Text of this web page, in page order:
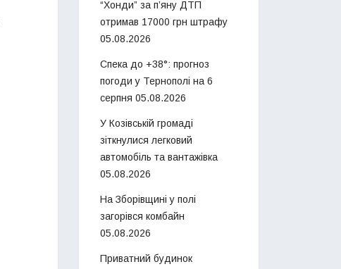
“Хонди” за п’яну ДТП
отримав 17000 грн штрафу
05.08.2026
Спека до +38°: прогноз
погоди у Тернополі на 6
серпня 05.08.2026
У Козівській громаді
зіткнулися легковий
автомобіль та вантажівка
05.08.2026
На Зборівщині у полі
загорівся комбайн
05.08.2026
Приватний будинок